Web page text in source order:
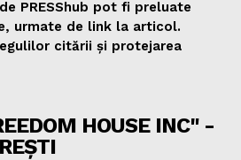
PRESShub pot fi preluate
urmate de link la articol.
citării și protejarea
HOUSE INC" -